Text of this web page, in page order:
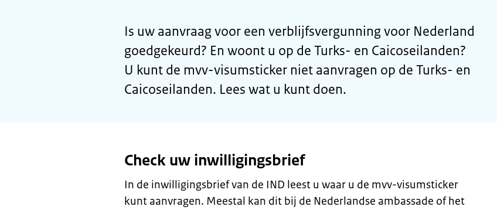
Is uw aanvraag voor een verblijfsvergunning voor Nederland
goedgekeurd? En woont u op de Turks- en Caicoseilanden?
U kunt de mvv-visumsticker niet aanvragen op de Turks- en
Caicoseilanden. Lees wat u kunt doen.
Check uw inwilligingsbrief
In de inwilligingsbrief van de IND leest u waar u de mvv-visumsticker
kunt aanvragen. Meestal kan dit bij de Nederlandse ambassade of het